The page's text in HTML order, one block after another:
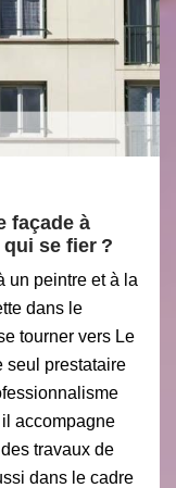
façade à
se fier ?
un peintre et à la
dans le
tourner vers Le
seul prestataire
accompagne
travaux de
dans le cadre